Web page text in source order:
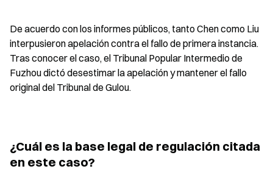
De acuerdo con los informes públicos, tanto Chen como Liu
interpusieron apelación contra el fallo de primera instancia.
Tras conocer el caso, el Tribunal Popular Intermedio de
Fuzhou dictó desestimar la apelación y mantener el fallo
original del Tribunal de Gulou.
¿Cuál es la base legal de regulación citada
en este caso?